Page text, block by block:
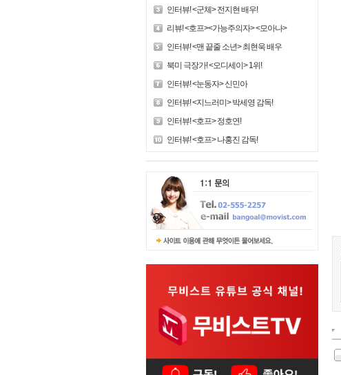
인터뷰! <군체> 전지현 배우!
리뷰! <호프><가능주의자> <모아나>
인터뷰! <맨 끝줄 소년> 최현욱 배우
북미 극장가! <오디세이> 1위!
인터뷰! <눈동자> 신민아
인터뷰! <지느러미> 박세영 감독!
인터뷰! <호프> 정호연!
인터뷰! <호프> 나홍진 감독!